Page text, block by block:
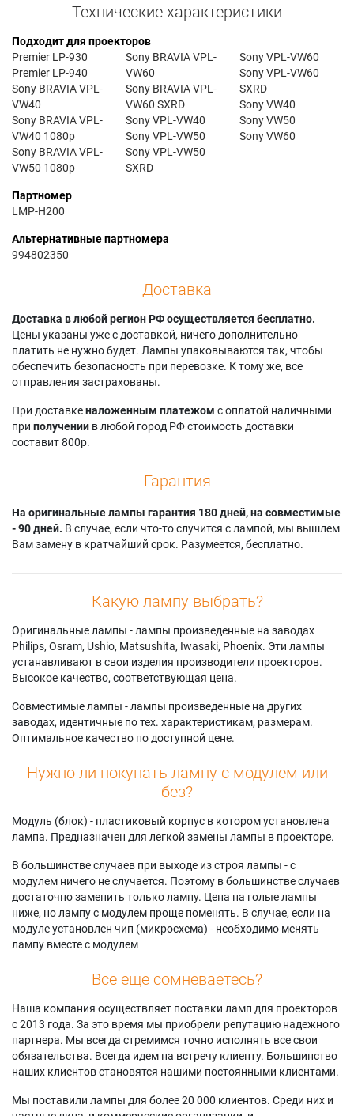
Технические характеристики
Подходит для проекторов
Premier LP-930
Premier LP-940
Sony BRAVIA VPL-
VW40
Sony BRAVIA VPL-
VW40 1080p
Sony BRAVIA VPL-
VW50 1080p
Sony BRAVIA VPL-
VW60
Sony BRAVIA VPL-
VW60 SXRD
Sony VPL-VW40
Sony VPL-VW50
Sony VPL-VW50
SXRD
Sony VPL-VW60
Sony VPL-VW60
SXRD
Sony VW40
Sony VW50
Sony VW60
Партномер
LMP-H200
Альтернативные партномера
994802350
Доставка
Доставка в любой регион РФ осуществляется бесплатно.
Цены указаны уже с доставкой, ничего дополнительно
платить не нужно будет. Лампы упаковываются так, чтобы
обеспечить безопасность при перевозке. К тому же, все
отправления застрахованы.
При доставкеналоженным платежом с оплатой наличными
при получении в любой город РФ стоимость доставки
составит 800р.
Гарантия
На оригинальные лампы гарантия 180 дней, на совместимые
- 90 дней. В случае, если что-то случится с лампой, мы вышлем
Вам замену в кратчайший срок. Разумеется, бесплатно.
Какую лампу выбрать?
Оригинальные лампы - лампы произведенные на заводах
Philips, Osram, Ushio, Matsushita, Iwasaki, Phoenix. Эти лампы
устанавливают в свои изделия производители проекторов.
Высокое качество, соответствующая цена.
Совместимые лампы - лампы произведенные на других
заводах, идентичные по тех. характеристикам, размерам.
Оптимальное качество по доступной цене.
Нужно ли покупать лампу с модулем или
без?
Модуль (блок) - пластиковый корпус в котором установлена
лампа. Предназначен для легкой замены лампы в проекторе.
В большинстве случаев при выходе из строя лампы - с
модулем ничего не случается. Поэтому в большинстве случаев
достаточно заменить только лампу. Цена на голые лампы
ниже, но лампу с модулем проще поменять. В случае, если на
модуле установлен чип (микросхема) - необходимо менять
лампу вместе с модулем
Все еще сомневаетесь?
Наша компания осуществляет поставки ламп для проекторов
с 2013 года. За это время мы приобрели репутацию надежного
партнера. Мы всегда стремимся точно исполнять все свои
обязательства. Всегда идем на встречу клиенту. Большинство
наших клиентов становятся нашими постоянными клиентами.
Мы поставили лампы для более 20 000 клиентов. Среди них и